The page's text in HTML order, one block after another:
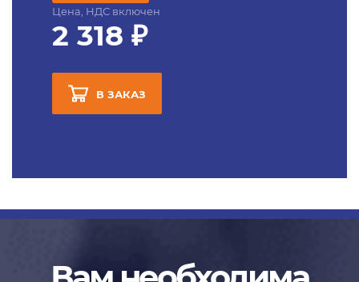
Цена, НДС включен
2 318 ₽
В ЗАКАЗ